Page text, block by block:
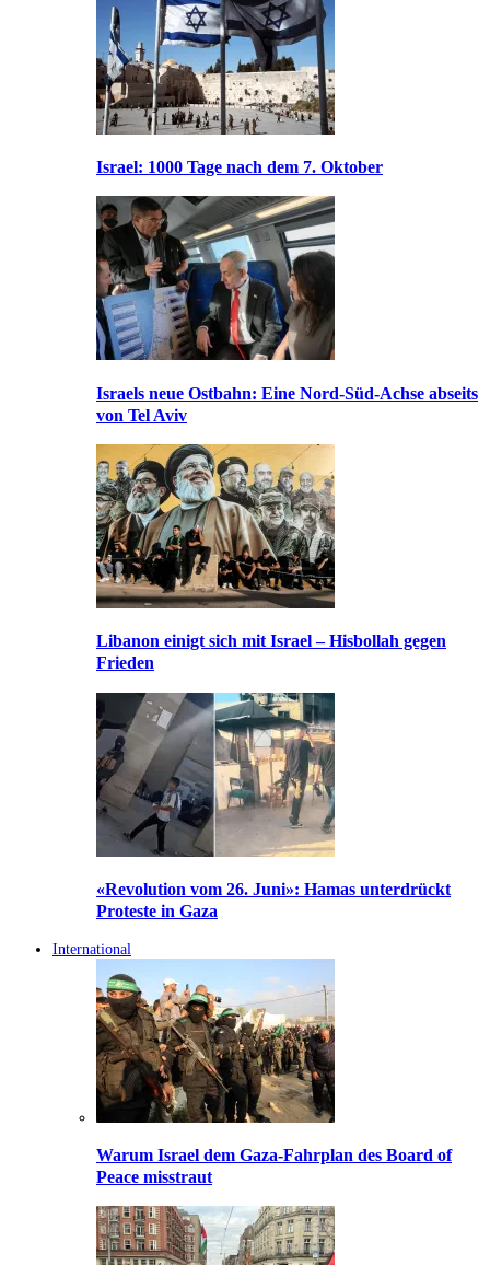
Israel: 1000 Tage nach dem 7. Oktober
Israels neue Ostbahn: Eine Nord-Süd-Achse abseits
von Tel Aviv
Libanon einigt sich mit Israel – Hisbollah gegen
Frieden
«Revolution vom 26. Juni»: Hamas unterdrückt
Proteste in Gaza
International
Warum Israel dem Gaza-Fahrplan des Board of
Peace misstraut